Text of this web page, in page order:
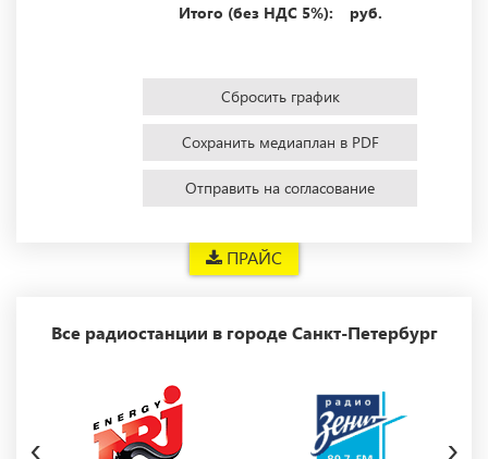
ПРАЙС
Итого (без НДС 5%):
руб.
Сбросить график
Сохранить медиаплан в PDF
Отправить на согласование
Все радиостанции в городе Санкт-Петербург
‹ ›